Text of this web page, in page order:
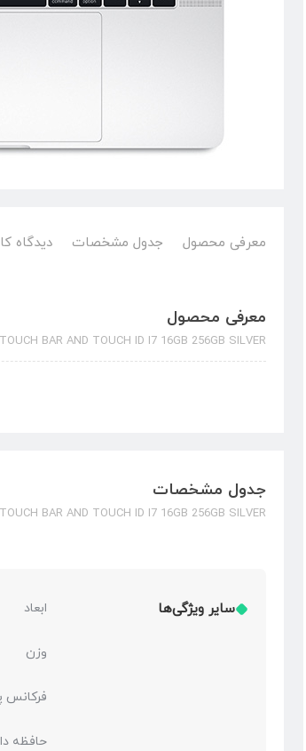
معرفی محصول جدول مشخصات دیدگاه
معرفی محصول
BAR AND TOUCH ID I7 16GB 256GB SILVER
جدول مشخصات
BAR AND TOUCH ID I7 16GB 256GB SILVER
سایر ویژگی‌ها ابعاد
وزن
فرکانس
حافظه